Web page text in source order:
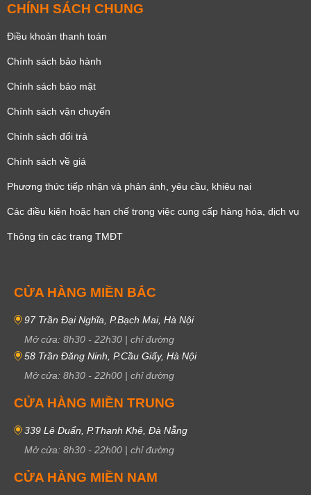
CHÍNH SÁCH CHUNG
Điều khoản thanh toán
Chính sách bảo hành
Chính sách bảo mật
Chính sách vận chuyển
Chính sách đổi trả
Chính sách về giá
Phương thức tiếp nhận và phản ánh, yêu cầu, khiêu nại
Các điều kiện hoặc hạn chế trong việc cung cấp hàng hóa, dịch vụ
Thông tin các trang TMĐT
CỬA HÀNG MIỀN BẮC
97 Trần Đại Nghĩa, P.Bạch Mai, Hà Nội
Mở cửa: 8h30 - 22h30 | chỉ đường
58 Trần Đăng Ninh, P.Cầu Giấy, Hà Nội
Mở cửa: 8h30 - 22h00 | chỉ đường
CỬA HÀNG MIỀN TRUNG
339 Lê Duẩn, P.Thanh Khê, Đà Nẵng
Mở cửa: 8h30 - 22h00 | chỉ đường
CỬA HÀNG MIỀN NAM